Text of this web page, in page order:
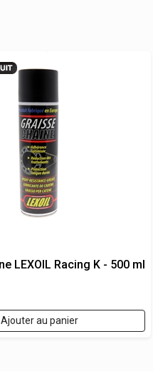
LEXOIL Racing K - 500 ml
Ajouter au panier